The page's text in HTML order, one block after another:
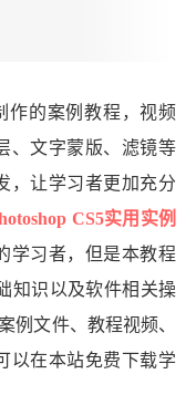
作的案例教程，视频
、文字蒙版、滤镜等
，让学习者更加充分
CS5实用实例
学习者，但是本教程
知识以及软件相关操
例文件、教程视频、
以在本站免费下载学